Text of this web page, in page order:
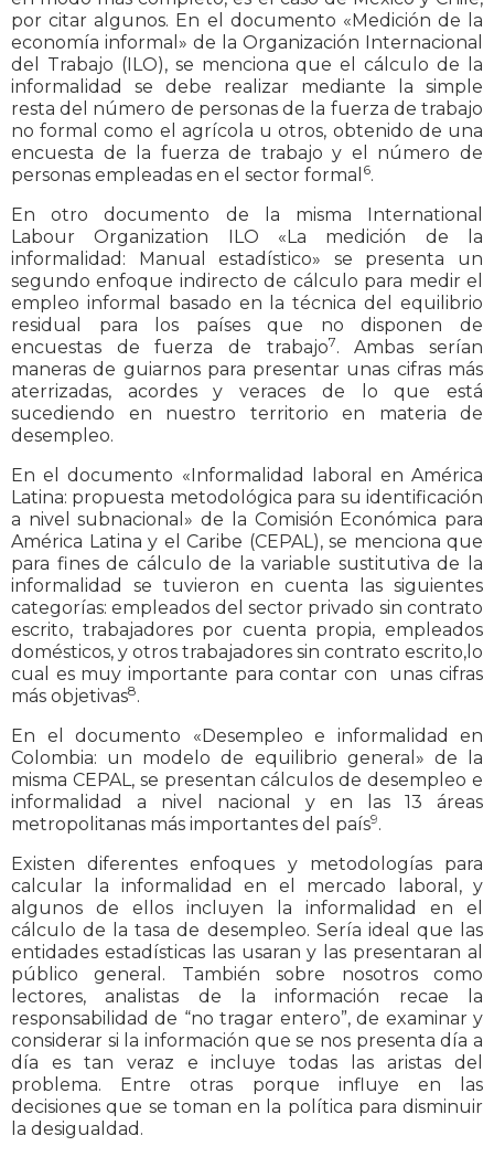
por citar algunos. En el documento «Medición de la
economía informal» de la Organización Internacional
del Trabajo (ILO), se menciona que el cálculo de la
informalidad se debe realizar mediante la simple
resta del número de personas de la fuerza de trabajo
no formal como el agrícola u otros, obtenido de una
encuesta de la fuerza de trabajo y el número de
personas empleadas en el sector formal 6.
En otro documento de la misma International
Labour Organization ILO «La medición de la
informalidad: Manual estadístico» se presenta un
segundo enfoque indirecto de cálculo para medir el
empleo informal basado en la técnica del equilibrio
residual para los países que no disponen de
encuestas de fuerza de trabajo7. Ambas serían
maneras de guiarnos para presentar unas cifras más
aterrizadas, acordes y veraces de lo que está
sucediendo en nuestro territorio en materia de
desempleo.
En el documento «Informalidad laboral en América
Latina: propuesta metodológica para su identificación
a nivel subnacional» de la Comisión Económica para
América Latina y el Caribe (CEPAL), se menciona que
para fines de cálculo de la variable sustitutiva de la
informalidad se tuvieron en cuenta las siguientes
categorías: empleados del sector privado sin contrato
escrito, trabajadores por cuenta propia, empleados
domésticos, y otros trabajadores sin contrato escrito,lo
cual es muy importante para contar con unas cifras
más objetivas8.
En el documento «Desempleo e informalidad en
Colombia: un modelo de equilibrio general» de la
misma CEPAL, se presentan cálculos de desempleo e
informalidad a nivel nacional y en las 13 áreas
metropolitanas más importantes del país9.
Existen diferentes enfoques y metodologías para
calcular la informalidad en el mercado laboral, y
algunos de ellos incluyen la informalidad en el
cálculo de la tasa de desempleo. Sería ideal que las
entidades estadísticas las usaran y las presentaran al
público general. También sobre nosotros como
lectores, analistas de la información recae la
responsabilidad de “no tragar entero”, de examinar y
considerar si la información que se nos presenta día a
día es tan veraz e incluye todas las aristas del
problema. Entre otras porque influye en las
decisiones que se toman en la política para disminuir
la desigualdad.